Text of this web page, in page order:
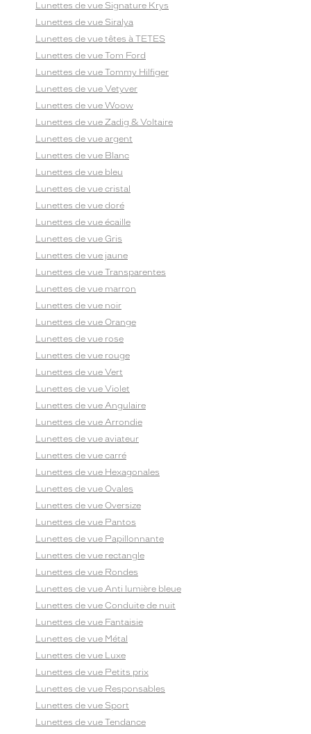
Lunettes de vue Signature Krys
Lunettes de vue Siralya
Lunettes de vue têtes à TETES
Lunettes de vue Tom Ford
Lunettes de vue Tommy Hilfiger
Lunettes de vue Vetyver
Lunettes de vue Woow
Lunettes de vue Zadig & Voltaire
Lunettes de vue argent
Lunettes de vue Blanc
Lunettes de vue bleu
Lunettes de vue cristal
Lunettes de vue doré
Lunettes de vue écaille
Lunettes de vue Gris
Lunettes de vue jaune
Lunettes de vue Transparentes
Lunettes de vue marron
Lunettes de vue noir
Lunettes de vue Orange
Lunettes de vue rose
Lunettes de vue rouge
Lunettes de vue Vert
Lunettes de vue Violet
Lunettes de vue Angulaire
Lunettes de vue Arrondie
Lunettes de vue aviateur
Lunettes de vue carré
Lunettes de vue Hexagonales
Lunettes de vue Ovales
Lunettes de vue Oversize
Lunettes de vue Pantos
Lunettes de vue Papillonnante
Lunettes de vue rectangle
Lunettes de vue Rondes
Lunettes de vue Anti lumière bleue
Lunettes de vue Conduite de nuit
Lunettes de vue Fantaisie
Lunettes de vue Métal
Lunettes de vue Luxe
Lunettes de vue Petits prix
Lunettes de vue Responsables
Lunettes de vue Sport
Lunettes de vue Tendance